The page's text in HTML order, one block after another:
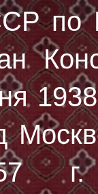
по
1938
г.